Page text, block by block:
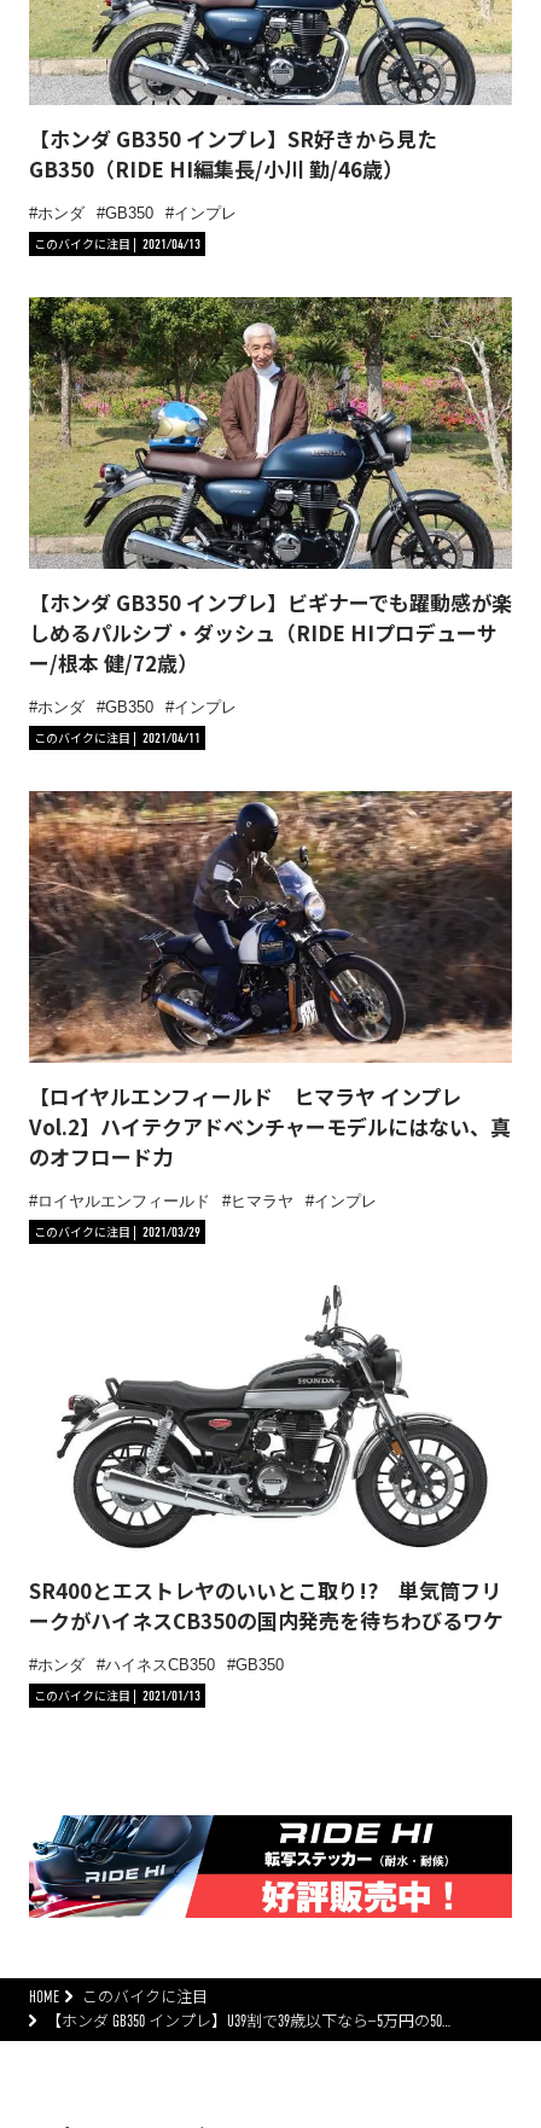
【ホンダ GB350 インプレ】SR好きから見た
GB350（RIDE HI編集長/小川 勤/46歳）
ホンダ GB350
インプレ
このバイクに注目
2021/04/13
【ホンダ GB350 インプレ】ビギナーでも躍動感が楽
しめるパルシブ・ダッシュ（RIDE HIプロデューサ
ー/根本 健/72歳）
ホンダ GB350
インプレ
このバイクに注目
2021/04/11
【ロイヤルエンフィールド ヒマラヤ インプレ
Vol.2】ハイテクアドベンチャーモデルにはない、真
のオフロード力
ロイヤルエンフィールド ヒマラヤ
インプレ
このバイクに注目
2021/03/29
SR400とエストレヤのいいとこ取り!? 単気筒フリ
ークがハイネスCB350の国内発売を待ちわびるワケ
ホンダ ハイネスCB350
GB350
このバイクに注目
2021/01/13
HOME
このバイクに注目
【ホンダ GB350 インプレ】U39割で39歳以下なら−5万円の50…